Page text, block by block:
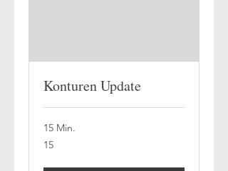
Konturen Update
15 Min.
15
15